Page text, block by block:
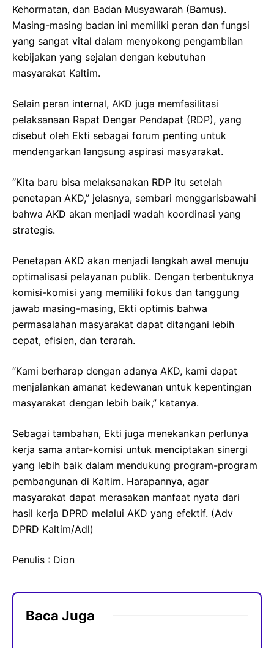
Kehormatan, dan Badan Musyawarah (Bamus).
Masing-masing badan ini memiliki peran dan fungsi
yang sangat vital dalam menyokong pengambilan
kebijakan yang sejalan dengan kebutuhan
masyarakat Kaltim.
Selain peran internal, AKD juga memfasilitasi
pelaksanaan Rapat Dengar Pendapat (RDP), yang
disebut oleh Ekti sebagai forum penting untuk
mendengarkan langsung aspirasi masyarakat.
“Kita baru bisa melaksanakan RDP itu setelah
penetapan AKD,” jelasnya, sembari menggarisbawahi
bahwa AKD akan menjadi wadah koordinasi yang
strategis.
Penetapan AKD akan menjadi langkah awal menuju
optimalisasi pelayanan publik. Dengan terbentuknya
komisi-komisi yang memiliki fokus dan tanggung
jawab masing-masing, Ekti optimis bahwa
permasalahan masyarakat dapat ditangani lebih
cepat, efisien, dan terarah.
“Kami berharap dengan adanya AKD, kami dapat
menjalankan amanat kedewanan untuk kepentingan
masyarakat dengan lebih baik,” katanya.
Sebagai tambahan, Ekti juga menekankan perlunya
kerja sama antar-komisi untuk menciptakan sinergi
yang lebih baik dalam mendukung program-program
pembangunan di Kaltim. Harapannya, agar
masyarakat dapat merasakan manfaat nyata dari
hasil kerja DPRD melalui AKD yang efektif. (Adv
DPRD Kaltim/Adl)
Penulis : Dion
Baca Juga